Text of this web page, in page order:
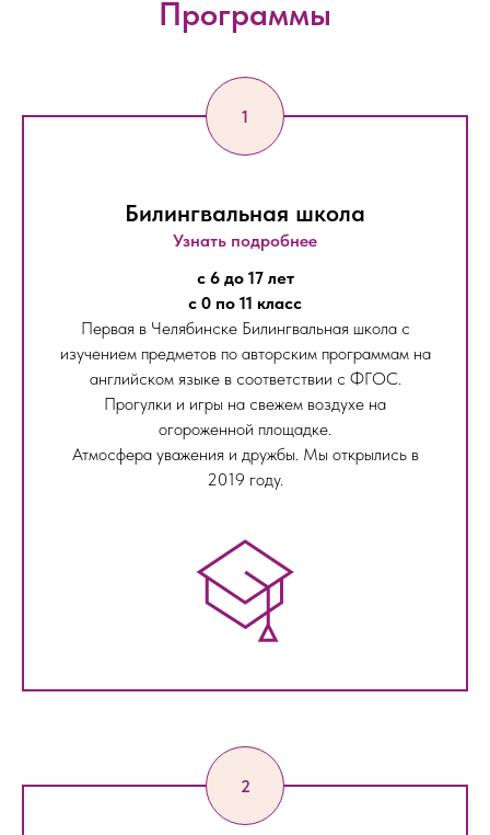
Программы
Билингвальная школа
Узнать подробнее
с 6 до 17 лет
с 0 по 11 класс
Первая в Челябинске Билингвальная школа с
изучением предметов по авторским программам на
английском языке в соответствии с ФГОС.
Прогулки и игры на свежем воздухе на
огороженной площадке.
Атмосфера уважения и дружбы. Мы открылись в
2019 году.